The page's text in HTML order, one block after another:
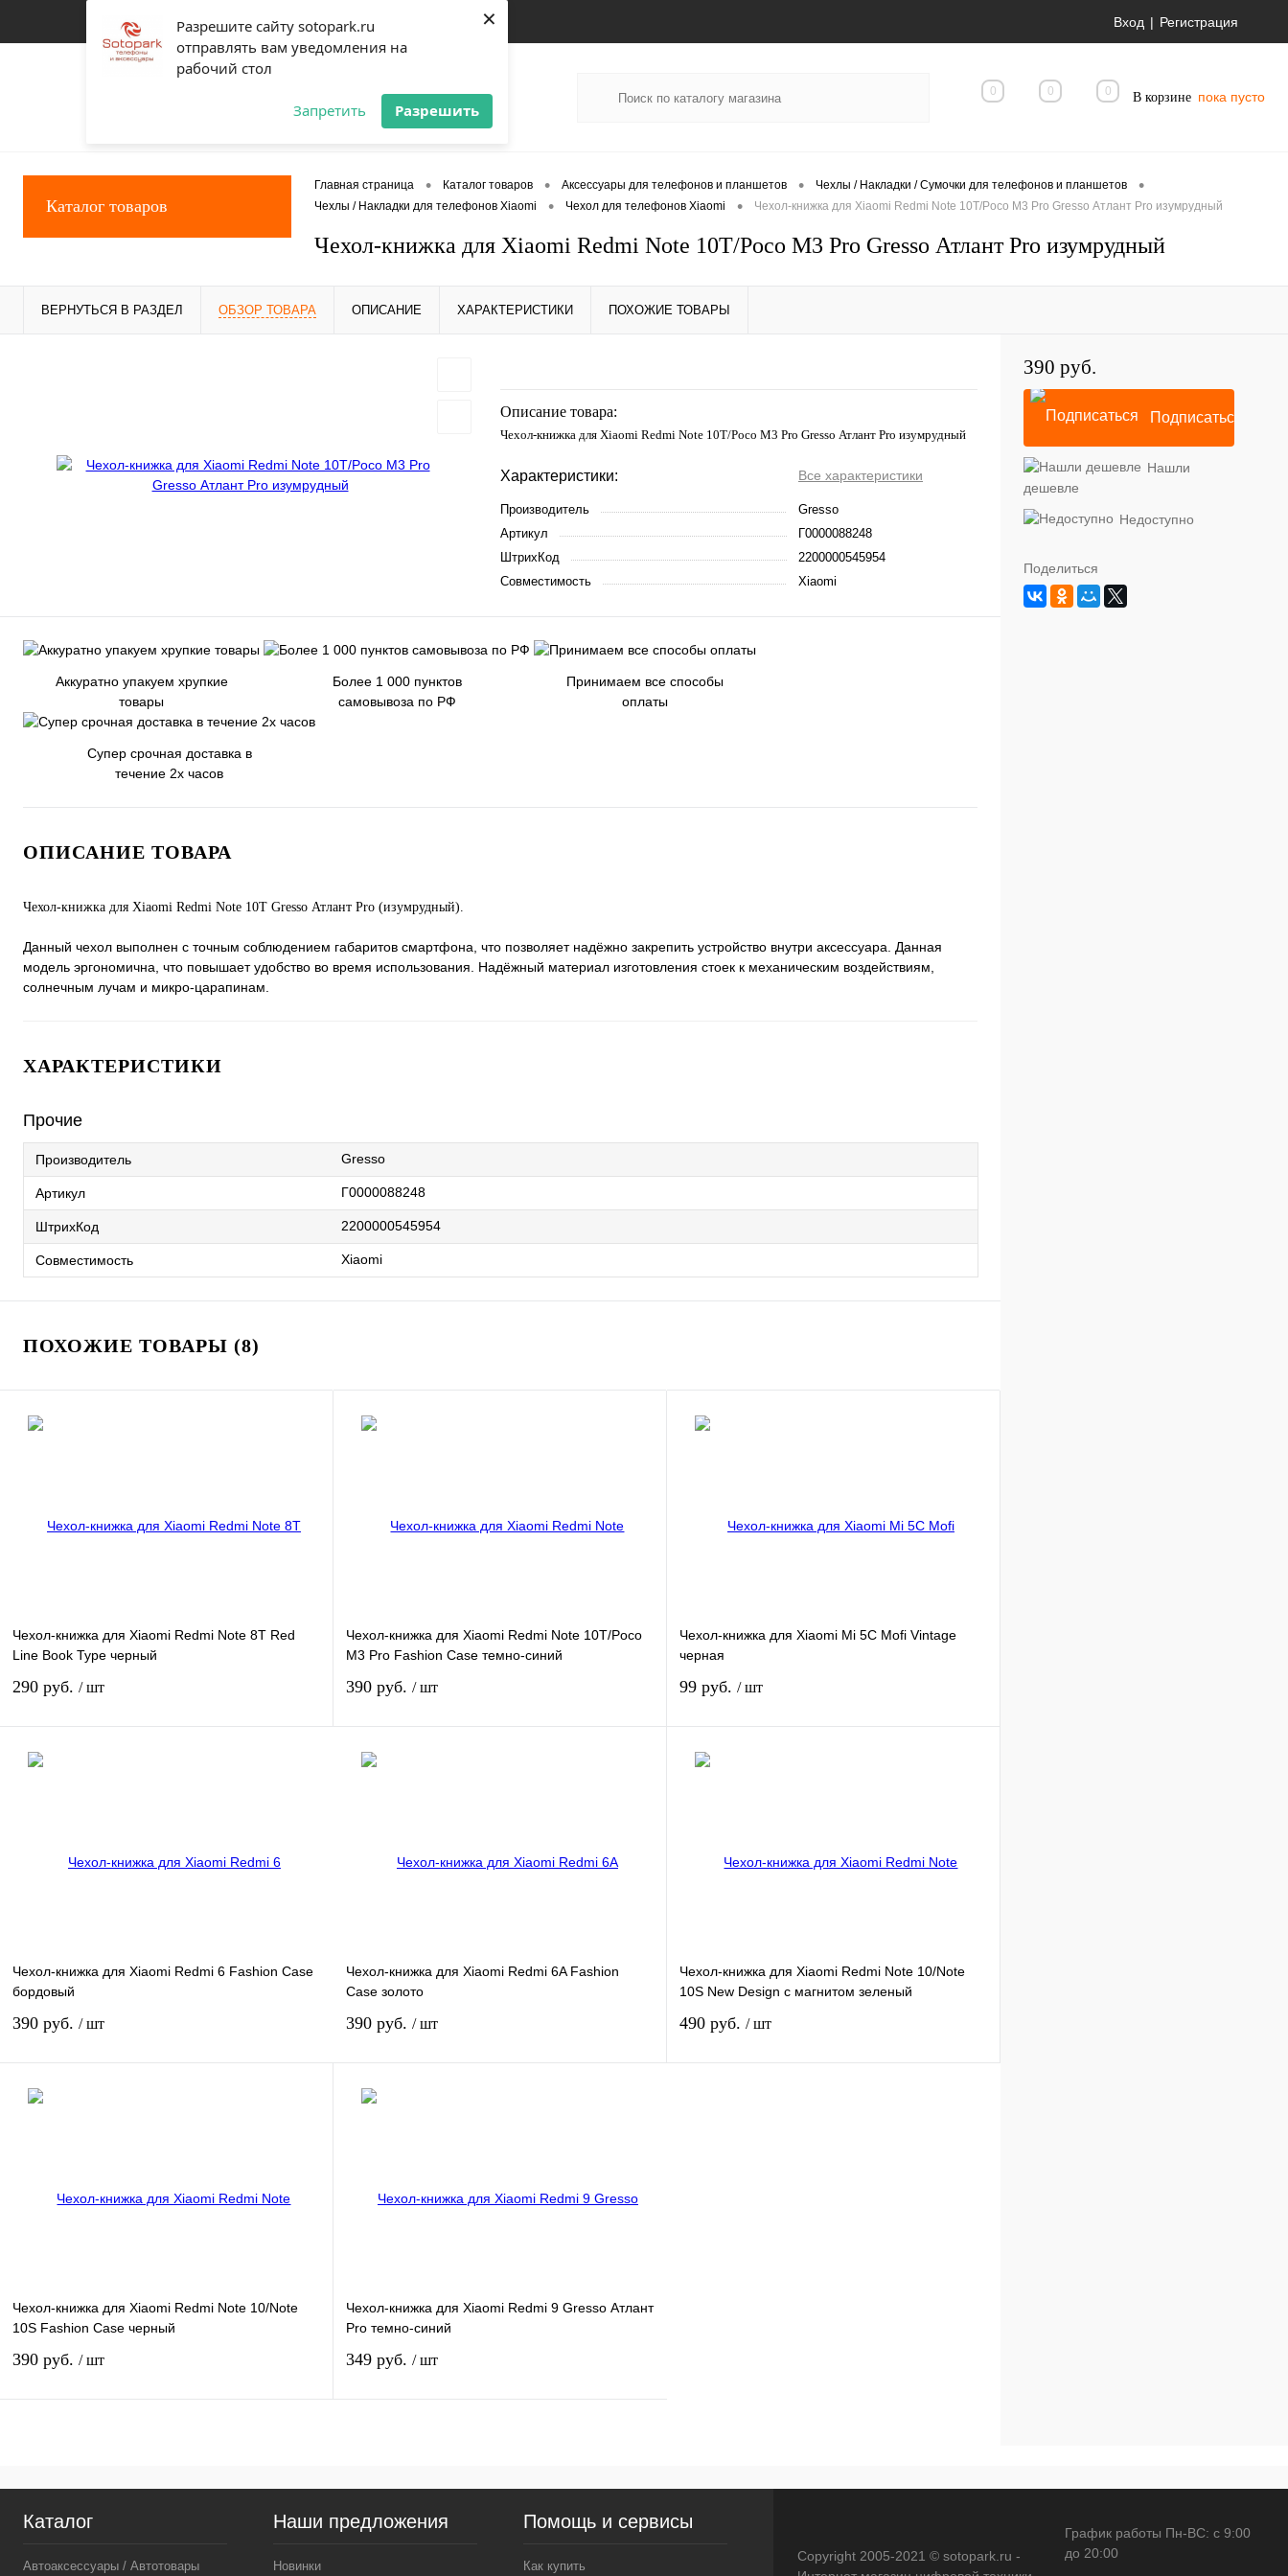
Разрешите сайту sotopark.ru
отправлять вам уведомления на
рабочий стол
Запретить Разрешить
× Вход Регистрация
0 0 0 В корзине пока пусто
Каталог товаров
Главная страница • Каталог товаров • Аксессуары для телефонов и планшетов • Чехлы / Накладки / Сумочки для телефонов и планшетов •
Чехлы / Накладки для телефонов Xiaomi • Чехол для телефонов Xiaomi • Чехол-книжка для Xiaomi Redmi Note 10T/Poco M3 Pro Gresso Атлант Pro изумрудный
Чехол-книжка для Xiaomi Redmi Note 10T/Poco M3 Pro Gresso Атлант Pro изумрудный
ВЕРНУТЬСЯ В РАЗДЕЛ ОБЗОР ТОВАРА ОПИСАНИЕ ХАРАКТЕРИСТИКИ ПОХОЖИЕ ТОВАРЫ
Описание товара:
Чехол-книжка для Xiaomi Redmi Note 10T/Poco M3 Pro Gresso Атлант Pro изумрудный
Характеристики: Все характеристики
Производитель
Gresso
Артикул
Г0000088248
ШтрихКод
2200000545954
Совместимость
Xiaomi
Аккуратно упакуем хрупкие
товары
Более 1 000 пунктов
самовывоза по РФ
Принимаем все способы
оплаты
Супер срочная доставка в
течение 2х часов
ОПИСАНИЕ ТОВАРА
Чехол-книжка для Xiaomi Redmi Note 10T Gresso Атлант Pro (изумрудный).
Данный чехол выполнен с точным соблюдением габаритов смартфона, что позволяет надёжно закрепить устройство внутри аксессуара. Данная
модель эргономична, что повышает удобство во время использования. Надёжный материал изготовления стоек к механическим воздействиям,
солнечным лучам и микро-царапинам.
ХАРАКТЕРИСТИКИ
Прочие
Производитель Gresso
Артикул Г0000088248
ШтрихКод 2200000545954
Совместимость Xiaomi
ПОХОЖИЕ ТОВАРЫ (8)
Чехол-книжка для Xiaomi Redmi Note 8T Red
Line Book Type черный
290 руб. / шт
Чехол-книжка для Xiaomi Redmi Note 10T/Poco
M3 Pro Fashion Case темно-синий
390 руб. / шт
Чехол-книжка для Xiaomi Mi 5C Mofi Vintage
черная
99 руб. / шт
Чехол-книжка для Xiaomi Redmi 6 Fashion Case
бордовый
390 руб. / шт
Чехол-книжка для Xiaomi Redmi 6A Fashion
Case золото
390 руб. / шт
Чехол-книжка для Xiaomi Redmi Note 10/Note
10S New Design с магнитом зеленый
490 руб. / шт
Чехол-книжка для Xiaomi Redmi Note 10/Note
10S Fashion Case черный
390 руб. / шт
Сравнение
В избранное
Чехол-книжка для Xiaomi Redmi 9 Gresso Атлант
Pro темно-синий
349 руб. / шт
Сравнение
В избранное Недоступно
390 руб.
Подписаться
Нашли
дешевле
Недоступно
Поделиться
Каталог
Автоаксессуары / Автотовары
Наши предложения
Новинки
Помощь и сервисы
Как купить
Copyright 2005-2021 © sotopark.ru -
График работы Пн-ВС: с 9:00
до 20:00